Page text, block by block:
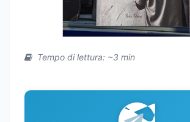
Tempo di lettura: ~3 min